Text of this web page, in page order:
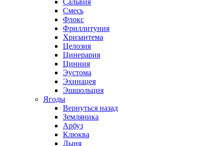
Смесь
Флокс
Фриллитуния
Хризантема
Целозия
Цинерария
Цинния
Эустома
Эхинацея
Эшшольция
Ягоды
Вернуться назад
Земляника
Арбуз
Клюква
Дыня